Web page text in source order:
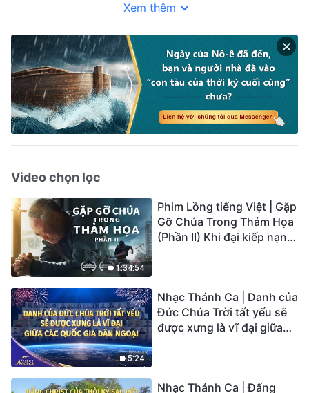
Xem thêm
Video chọn lọc
1:34:54
Phim Lồng tiếng Việt | Gặp
Gỡ Chúa Trong Thảm Họa
(Phần II) Khi đại kiếp nạn
5:24
Nhạc Thánh Ca | Danh của
Đức Chúa Trời tất yếu sẽ
được xưng là vĩ đại giữa
Nhạc Thánh Ca | Đấng